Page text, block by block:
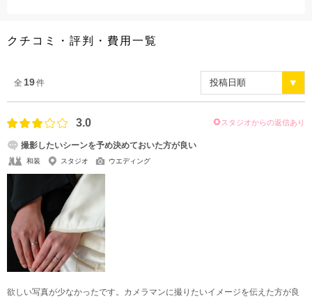
クチコミ・評判・費用一覧
全 19件
3.0 スタジオからの返信あり
撮影したいシーンを予め決めておいた方が良い
和装 スタジオ ウエディング
欲しい写真が少なかったです。カメラマンに撮りたいイメージを伝えた方が良